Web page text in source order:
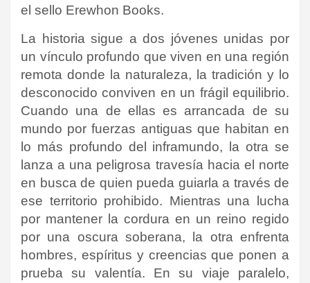
el sello Erewhon Books.
La historia sigue a dos jóvenes unidas por
un vínculo profundo que viven en una región
remota donde la naturaleza, la tradición y lo
desconocido conviven en un frágil equilibrio.
Cuando una de ellas es arrancada de su
mundo por fuerzas antiguas que habitan en
lo más profundo del inframundo, la otra se
lanza a una peligrosa travesía hacia el norte
en busca de quien pueda guiarla a través de
ese territorio prohibido. Mientras una lucha
por mantener la cordura en un reino regido
por una oscura soberana, la otra enfrenta
hombres, espíritus y creencias que ponen a
prueba su valentía. En su viaje paralelo,